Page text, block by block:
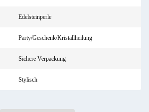
Edelsteinperle
Party/Geschenk/Kristallheilung
Sichere Verpackung
Stylisch